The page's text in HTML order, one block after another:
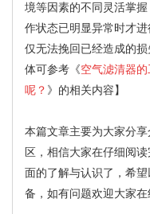
境等因素的不同灵活掌
作状态已明显异常时才
仅无法挽回已经造成的
体可参考《空气滤清器
呢？ 》的相关内容】
本篇文章主要为大家分
区，相信大家在仔细阅
面的了解与认识了，希
备，如有问题欢迎大家在